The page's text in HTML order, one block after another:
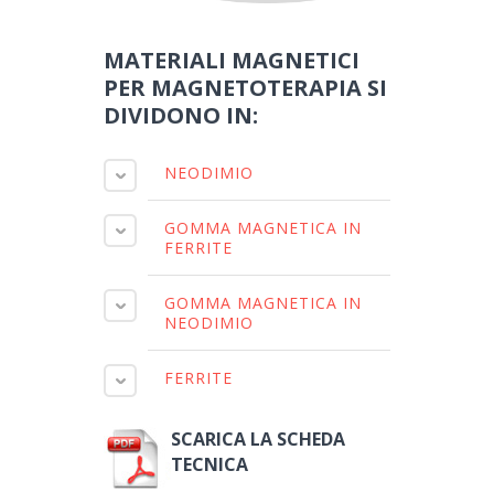
MATERIALI MAGNETICI
PER MAGNETOTERAPIA SI
DIVIDONO IN:
NEODIMIO
GOMMA MAGNETICA IN
FERRITE
GOMMA MAGNETICA IN
NEODIMIO
FERRITE
SCARICA LA SCHEDA
TECNICA